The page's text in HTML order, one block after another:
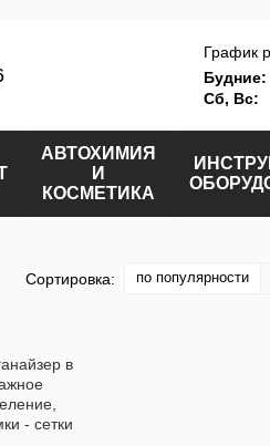
График
Будние:
Сб, Вс:
АВТОХИМИЯ
И
КОСМЕТИКА
Сортировка: по популярности